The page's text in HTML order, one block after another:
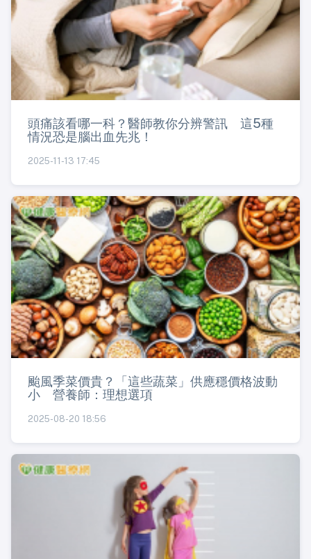
頭痛該看哪一科？醫師教你分辨警訊 這5種
情況恐是腦出血先兆！
2025-11-13 17:45
颱風季菜價貴？「這些蔬菜」供應穩價格波動
小 營養師：理想選項
2025-08-20 18:56